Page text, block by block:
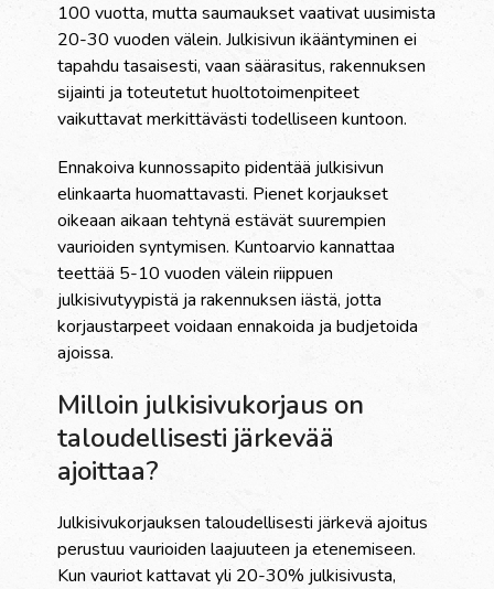
100 vuotta, mutta saumaukset vaativat uusimista
20-30 vuoden välein. Julkisivun ikääntyminen ei
tapahdu tasaisesti, vaan säärasitus, rakennuksen
sijainti ja toteutetut huoltotoimenpiteet
vaikuttavat merkittävästi todelliseen kuntoon.
Ennakoiva kunnossapito pidentää julkisivun
elinkaarta huomattavasti. Pienet korjaukset
oikeaan aikaan tehtynä estävät suurempien
vaurioiden syntymisen. Kuntoarvio kannattaa
teettää 5-10 vuoden välein riippuen
julkisivutyypistä ja rakennuksen iästä, jotta
korjaustarpeet voidaan ennakoida ja budjetoida
ajoissa.
Milloin julkisivukorjaus on
taloudellisesti järkevää
ajoittaa?
Julkisivukorjauksen taloudellisesti järkevä ajoitus
perustuu vaurioiden laajuuteen ja etenemiseen.
Kun vauriot kattavat yli 20-30% julkisivusta,